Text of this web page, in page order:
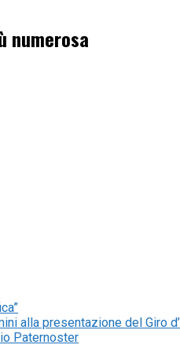
numerosa
alla presentazione del Giro
Paternoster